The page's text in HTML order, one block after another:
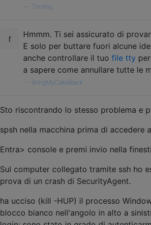
Thrillho,
Hmmm. Ti sei assicurato di
E solo per buttare fuori alcune
anche controllare il tuo file tty
a sapere come annullare tutte le
BringMyCakeBack
Sto riscontrando lo stesso problema e
spsh nella macchina prima di accedere
Entra> console e premi invio nella
Sul computer collegato tramite ssh ho
prova di un crash di SecurityAgent.
ha ucciso (kill -HUP) il processo
blocco bianco nell'angolo in alto a